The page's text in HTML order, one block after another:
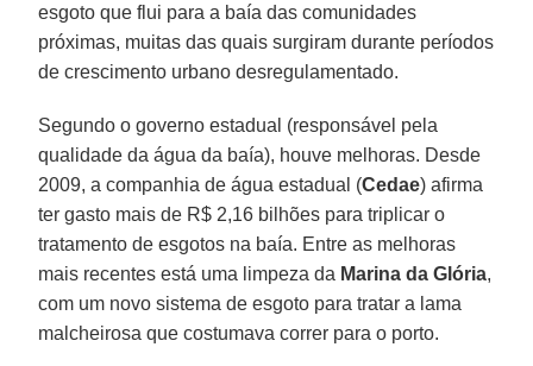
esgoto que flui para a baía das comunidades
próximas, muitas das quais surgiram durante períodos
de crescimento urbano desregulamentado.
Segundo o governo estadual (responsável pela
qualidade da água da baía), houve melhoras. Desde
2009, a companhia de água estadual (Cedae) afirma
ter gasto mais de R$ 2,16 bilhões para triplicar o
tratamento de esgotos na baía. Entre as melhoras
mais recentes está uma limpeza da Marina da Glória,
com um novo sistema de esgoto para tratar a lama
malcheirosa que costumava correr para o porto.